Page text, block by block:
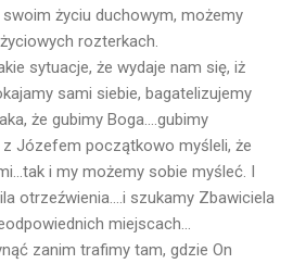
życiu duchowym, możemy
rozterkach.
sytuacje, że wydaje nam się, iż
sami siebie, bagatelizujemy
że gubimy Boga....gubimy
z Józefem początkowo myśleli, że
i my możemy sobie myśleć. I
otrzeźwienia....i szukamy Zbawiciela
miejscach...
zanim trafimy tam, gdzie On